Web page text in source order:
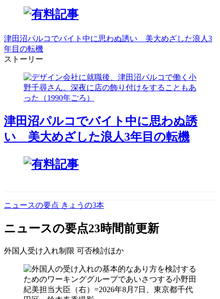
津田沼パルコでバイト中に思わぬ誘い 美大めざした浪人3
年目の転機
ストーリー
津田沼パルコでバイト中に思わぬ誘
い 美大めざした浪人3年目の転機
ニュースの要点 きょうの3本
ニュースの要点23時間前更新
外国人受け入れ制限 可否検討ほか